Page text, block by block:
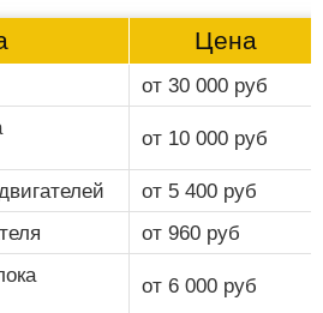
Цена
от 30 000 руб
от 10 000 руб
от 5 400 руб
от 960 руб
от 6 000 руб